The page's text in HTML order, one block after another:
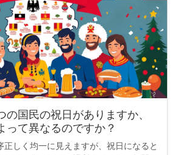
の国民の祝日がありますか、
って異なるのですか？
正しく均一に見えますが、祝日になると